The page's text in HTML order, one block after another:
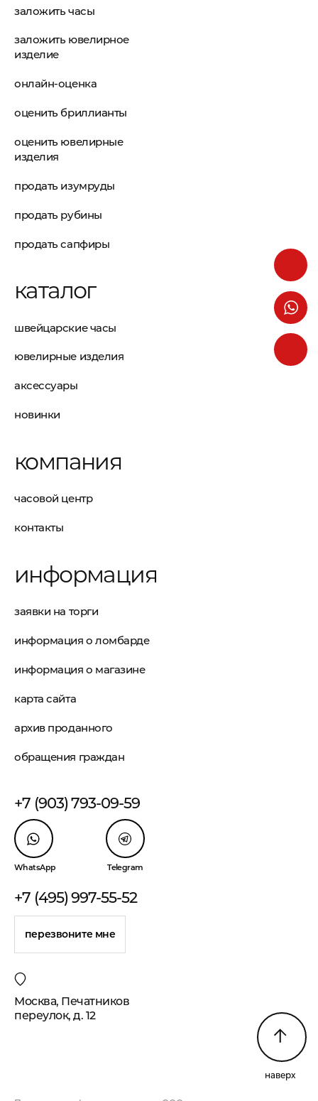
заложить часы
заложить ювелирное
изделие
онлайн-оценка
оценить бриллианты
оценить ювелирные
изделия
продать изумруды
продать рубины
продать сапфиры
каталог
швейцарские часы
ювелирные изделия
аксессуары
новинки
компания
часовой центр
контакты
информация
заявки на торги
информация о ломбарде
информация о магазине
карта сайта
архив проданного
обращения граждан
+7 (903) 793-09-59
WhatsApp Telegram
+7 (495) 997-55-52
перезвоните мне
Москва, Печатников
переулок, д. 12
наверх